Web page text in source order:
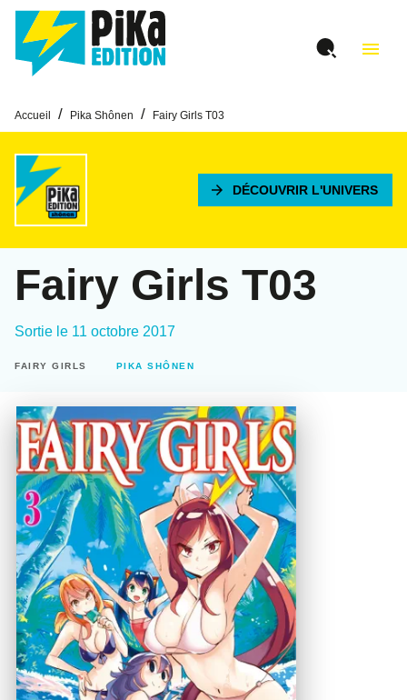
MENU RECHERCHE
PIED DE PAGE
menu
Accueil / Pika Shônen / Fairy Girls T03
arrow_forward DÉCOUVRIR L'UNIVERS
Fairy Girls T03
Sortie le 11 octobre 2017
FAIRY GIRLS PIKA SHÔNEN